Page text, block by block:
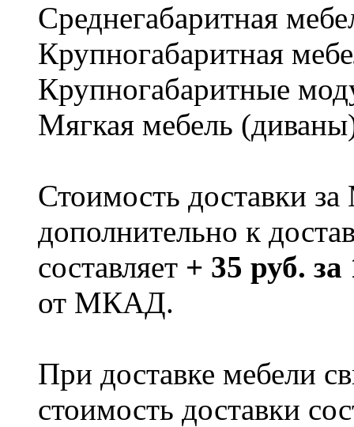
Cреднегабаритная
Крупногабаритная
Крупногабаритные
Мягкая мебель
Стоимость доставки
дополнительно к
составляет + 35 руб.
от МКАД.
При доставке мебели
стоимость доставки